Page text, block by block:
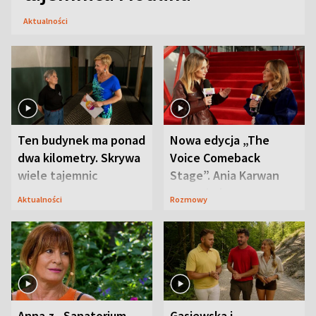
Aktualności
Ten budynek ma ponad
dwa kilometry. Skrywa
wiele tajemnic
Aktualności
Nowa edycja „The
Voice Comeback
Stage”. Ania Karwan
zapowiada
Rozmowy